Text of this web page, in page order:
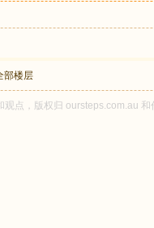
部楼层
点，版权归 oursteps.com.au